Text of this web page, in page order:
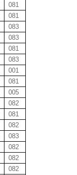
081
081
083
083
081
083
001
081
005
082
081
082
083
082
082
082